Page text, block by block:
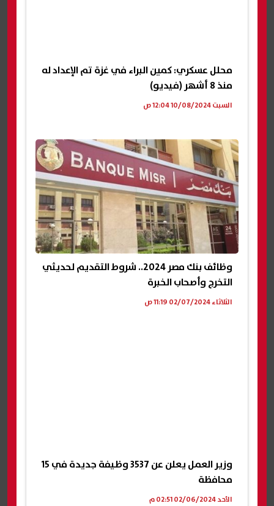
محلل عسكري: كمين البراء في غزة تم الإعداد له
منذ 8 أشهر (فيديو)
السبت 10/08/2024 12:04 ص
وظائف بنك مصر 2024.. شروط التقديم لحديثي
التخرج وأصحاب الخبرة
الثلاثاء 02/07/2024 11:19 ص
وزير العمل يعلن عن 3537 وظيفة جديدة في 15
محافظة
الأحد 02/06/2024 02:51 م